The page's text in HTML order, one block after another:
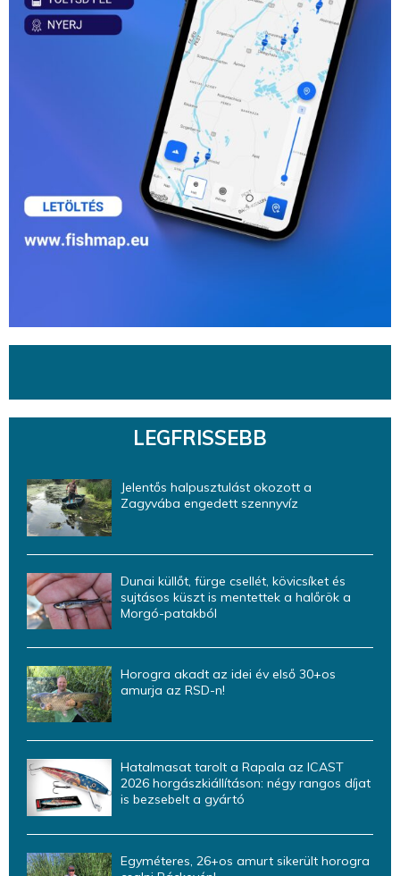
LEGFRISSEBB
Jelentős halpusztulást okozott a
Zagyvába engedett szennyvíz
Dunai küllőt, fürge csellét, kövicsíket és
sujtásos küszt is mentettek a halőrök a
Morgó-patakból
Horogra akadt az idei év első 30+os
amurja az RSD-n!
Hatalmasat tarolt a Rapala az ICAST
2026 horgászkiállításon: négy rangos díjat
is bezsebelt a gyártó
Egyméteres, 26+os amurt sikerült horogra